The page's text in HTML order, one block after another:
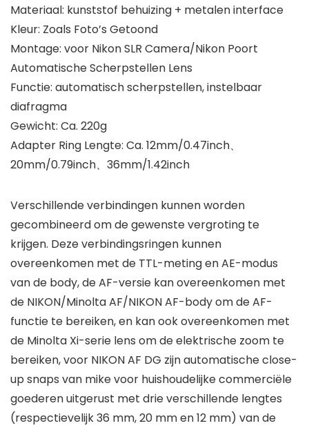
Materiaal: kunststof behuizing + metalen interface
Kleur: Zoals Foto’s Getoond
Montage: voor Nikon SLR Camera/Nikon Poort
Automatische Scherpstellen Lens
Functie: automatisch scherpstellen, instelbaar
diafragma
Gewicht: Ca. 220g
Adapter Ring Lengte: Ca. 12mm/0.47inch、
20mm/0.79inch、36mm/1.42inch
Verschillende verbindingen kunnen worden
gecombineerd om de gewenste vergroting te
krijgen. Deze verbindingsringen kunnen
overeenkomen met de TTL-meting en AE-modus
van de body, de AF-versie kan overeenkomen met
de NIKON/Minolta AF/NIKON AF-body om de AF-
functie te bereiken, en kan ook overeenkomen met
de Minolta Xi-serie lens om de elektrische zoom te
bereiken, voor NIKON AF DG zijn automatische close-
up snaps van mike voor huishoudelijke commerciële
goederen uitgerust met drie verschillende lengtes
(respectievelijk 36 mm, 20 mm en 12 mm) van de